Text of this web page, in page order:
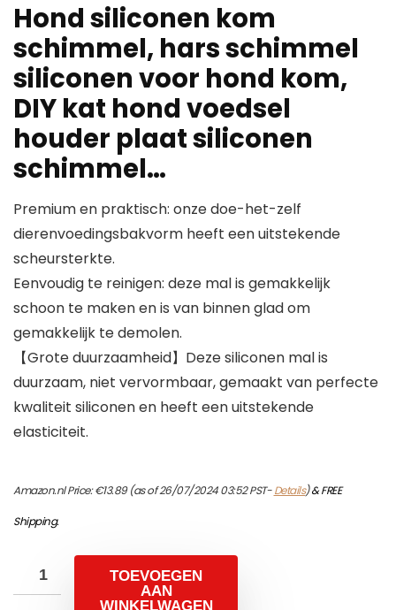
Hond siliconen kom
schimmel, hars schimmel
siliconen voor hond kom,
DIY kat hond voedsel
houder plaat siliconen
schimmel…
Premium en praktisch: onze doe-het-zelf
dierenvoedingsbakvorm heeft een uitstekende
scheursterkte.
Eenvoudig te reinigen: deze mal is gemakkelijk
schoon te maken en is van binnen glad om
gemakkelijk te demolen.
【Grote duurzaamheid】Deze siliconen mal is
duurzaam, niet vervormbaar, gemaakt van perfecte
kwaliteit siliconen en heeft een uitstekende
elasticiteit.
Amazon.nl Price:€13.89(as of 26/07/2024 03:52 PST-Details)&FREE
Shipping.
TOEVOEGEN
AAN
WINKELWAGEN